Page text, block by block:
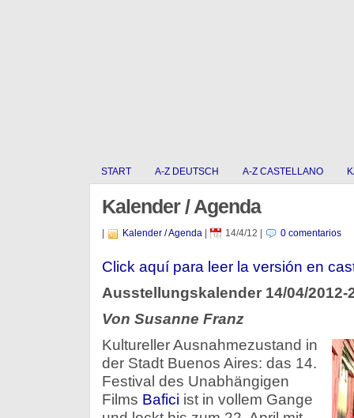
START A-Z DEUTSCH A-Z CASTELLANO
Kalender / Agenda
Kalender / Agenda| 14/4/12 0 comentarios
Click aquí­ para leer la versión en
Ausstellungskalender 14/04/2012-
Von Susanne Franz
Kultureller Ausnahmezustand in
der Stadt Buenos Aires: das 14.
Festival des Unabhängigen
Films Bafici ist in vollem Gange